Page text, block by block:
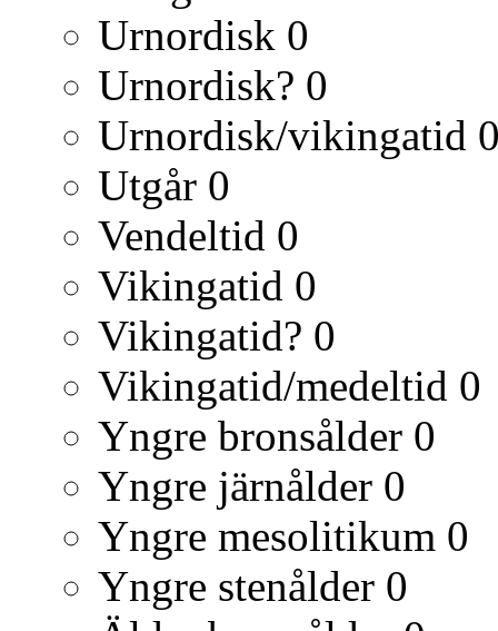
Urnordisk 0
Urnordisk? 0
Urnordisk/vikingatid
Utgår 0
Vendeltid 0
Vikingatid 0
Vikingatid? 0
Vikingatid/medeltid 0
Yngre bronsålder 0
Yngre järnålder 0
Yngre mesolitikum 0
Yngre stenålder 0